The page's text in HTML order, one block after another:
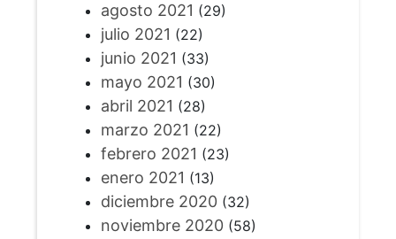
agosto 2021 (29)
julio 2021 (22)
junio 2021 (33)
mayo 2021 (30)
abril 2021 (28)
marzo 2021 (22)
febrero 2021 (23)
enero 2021 (13)
diciembre 2020(32)
noviembre 2020(58)